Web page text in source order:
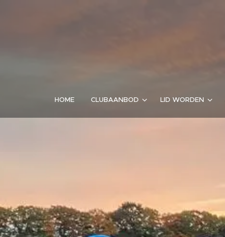
HOME CLUBAANBOD LID WORDEN